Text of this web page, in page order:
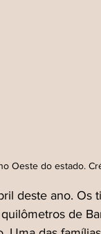
Oeste do estado.
deste ano. Os
de